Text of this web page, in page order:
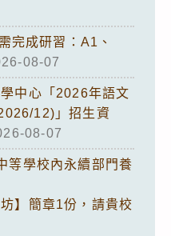
完成研習：A1、
08-07
中心「2026年語文
12)」招生資
08-07
等學校內永續部門養
】簡章1份，請貴校